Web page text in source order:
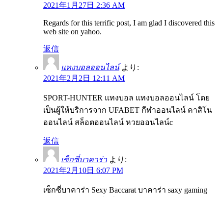
2021年1月27日 2:36 AM
Regards for this terrific post, I am glad I discovered this
web site on yahoo.
返信
แทงบอลออนไลน์ より:
2021年2月2日 12:11 AM
SPORT-HUNTER แทงบอล แทงบอลออนไลน์ โดย
เป็นผู้ให้บริการจาก UFABET กีฬาออนไลน์ คาสิโน
ออนไลน์ สล็อตออนไลน์ หวยออนไลน์c
返信
เซ็กซี่บาคาร่า より:
2021年2月10日 6:07 PM
เซ็กซี่บาคาร่า Sexy Baccarat บาคาร่า saxy gaming